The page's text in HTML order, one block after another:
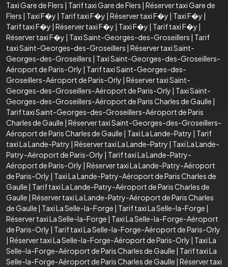
Taxi Gare de Flers | Tarif taxi Gare de Flers | Réserver taxi Gare de
Flers | Taxi F�y | Tarif taxi F�y | Réserver taxi F�y | Taxi F�y |
Tarif taxi F�y | Réserver taxi F�y | Taxi F�y | Tarif taxi F�y |
Réserver taxi F�y | Taxi Saint-Georges-des-Groseillers | Tarif
taxi Saint-Georges-des-Groseillers | Réserver taxi Saint-
Georges-des-Groseillers | Taxi Saint-Georges-des-Groseillers-
Aéroport de Paris-Orly | Tarif taxi Saint-Georges-des-
Groseillers-Aéroport de Paris-Orly | Réserver taxi Saint-
Georges-des-Groseillers-Aéroport de Paris-Orly | Taxi Saint-
Georges-des-Groseillers-Aéroport de Paris Charles de Gaulle |
Tarif taxi Saint-Georges-des-Groseillers-Aéroport de Paris
Charles de Gaulle | Réserver taxi Saint-Georges-des-Groseillers-
Aéroport de Paris Charles de Gaulle | Taxi La Lande-Patry | Tarif
taxi La Lande-Patry | Réserver taxi La Lande-Patry | Taxi La Lande-
Patry-Aéroport de Paris-Orly | Tarif taxi La Lande-Patry-
Aéroport de Paris-Orly | Réserver taxi La Lande-Patry-Aéroport
de Paris-Orly | Taxi La Lande-Patry-Aéroport de Paris Charles de
Gaulle | Tarif taxi La Lande-Patry-Aéroport de Paris Charles de
Gaulle | Réserver taxi La Lande-Patry-Aéroport de Paris Charles
de Gaulle | Taxi La Selle-la-Forge | Tarif taxi La Selle-la-Forge |
Réserver taxi La Selle-la-Forge | Taxi La Selle-la-Forge-Aéroport
de Paris-Orly | Tarif taxi La Selle-la-Forge-Aéroport de Paris-Orly
| Réserver taxi La Selle-la-Forge-Aéroport de Paris-Orly | Taxi La
Selle-la-Forge-Aéroport de Paris Charles de Gaulle | Tarif taxi La
Selle-la-Forge-Aéroport de Paris Charles de Gaulle | Réserver taxi